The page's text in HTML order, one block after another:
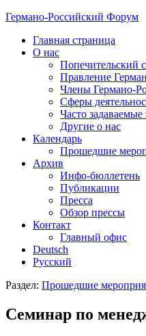
Германо-Российский Форум
Главная страница
О нас
Попечительский
Правление
Члены Германо-
Сферы
Часто
Другие о нас
Календарь
Прошедшие
Архив
Инфо-бюллетень
Публикации
Пресса
Обзор прессы
Контакт
Главный офис
Deutsch
Русский
Раздел: Прошедшие
Семинар по